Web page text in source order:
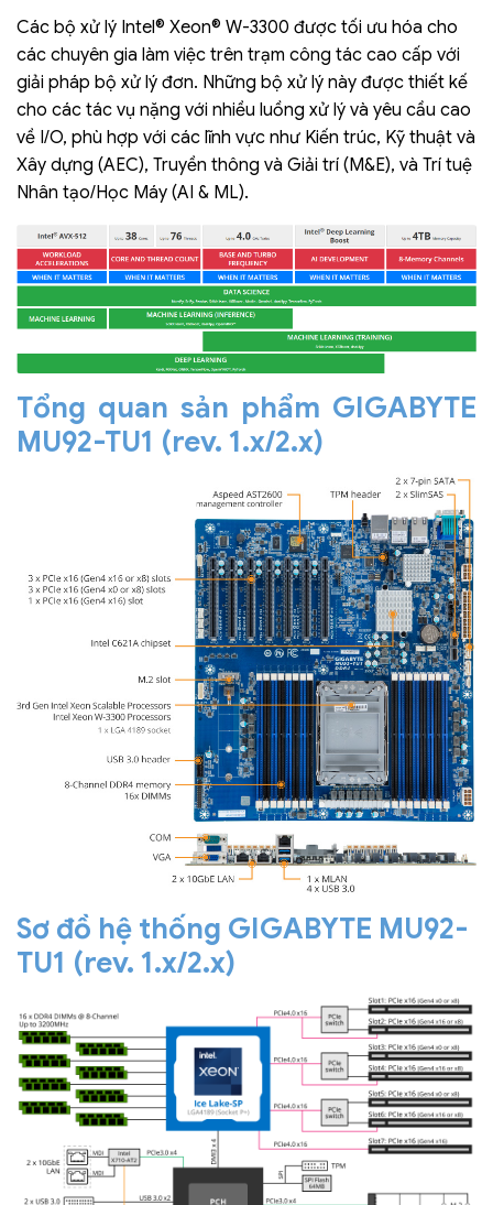
Các bộ xử lý Intel® Xeon® W-3300 được tối ưu hóa cho
các chuyên gia làm việc trên trạm công tác cao cấp với
giải pháp bộ xử lý đơn. Những bộ xử lý này được thiết kế
cho các tác vụ nặng với nhiều luồng xử lý và yêu cầu cao
về I/O, phù hợp với các lĩnh vực như Kiến trúc, Kỹ thuật và
Xây dựng (AEC), Truyền thông và Giải trí (M&E), và Trí tuệ
Nhân tạo/Học Máy (AI & ML).
Tổng quan sản phẩm GIGABYTE
MU92-TU1 (rev. 1.x/2.x)
Sơ đồ hệ thống GIGABYTE MU92-
TU1 (rev. 1.x/2.x)